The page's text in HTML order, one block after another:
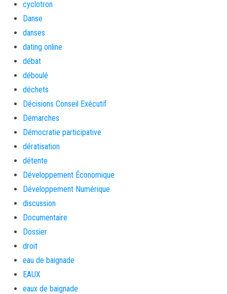
cyclotron
Danse
danses
dating online
débat
déboulé
déchets
Décisions Conseil Exécutif
Démarches
Démocratie participative
dératisation
détente
Développement Économique
Développement Numérique
discussion
Documentaire
Dossier
droit
eau de baignade
EAUX
eaux de baignade